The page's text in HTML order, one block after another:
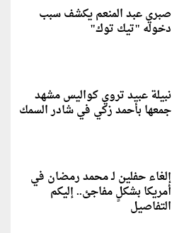
صبري عبد المنعم يكشف سبب
دخوله "تيك توك"
نبيلة عبيد تروي كواليس مشهد
جمعها بأحمد زكي في شادر السمك
إلغاء حفلين لـ محمد رمضان في
أمريكا بشكلٍ مفاجئ.. إليكم
التفاصيل